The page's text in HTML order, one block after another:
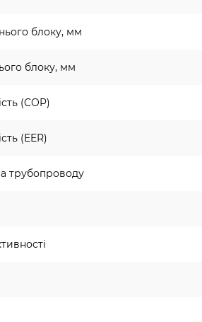
блоку, мм
блоку, мм
(COP)
(EER)
трубопроводу